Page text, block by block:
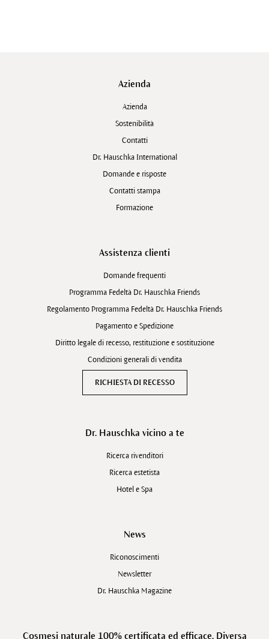
Azienda
Azienda
Sostenibilità
Contatti
Dr. Hauschka International
Domande e risposte
Contatti stampa
Formazione
Assistenza clienti
Domande frequenti
Programma Fedeltà Dr. Hauschka Friends
Regolamento Programma Fedeltà Dr. Hauschka Friends
Pagamento e Spedizione
Diritto legale di recesso, restituzione e sostituzione
Condizioni generali di vendita
RICHIESTA DI RECESSO
Dr. Hauschka vicino a te
Ricerca rivenditori
Ricerca estetista
Hotel e Spa
News
Riconoscimenti
Newsletter
Dr. Hauschka Magazine
Cosmesi naturale 100% certificata ed efficace. Diversa